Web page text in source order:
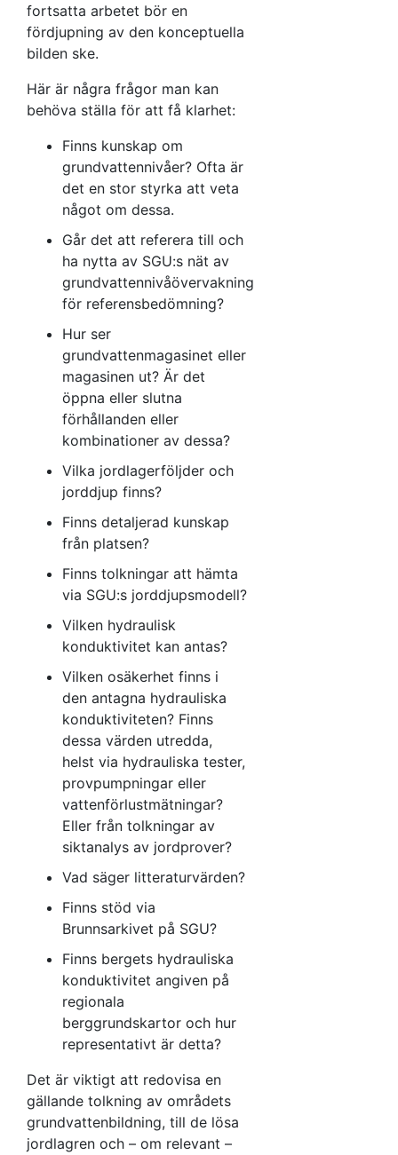
fortsatta arbetet bör en
fördjupning av den konceptuella
bilden ske.
Här är några frågor man kan
behöva ställa för att få klarhet:
Finns kunskap om
grundvattennivåer? Ofta är
det en stor styrka att veta
något om dessa.
Går det att referera till och
ha nytta av SGU:s nät av
grundvattennivåövervakning
för referensbedömning?
Hur ser
grundvattenmagasinet eller
magasinen ut? Är det
öppna eller slutna
förhållanden eller
kombinationer av dessa?
Vilka jordlagerföljder och
jorddjup finns?
Finns detaljerad kunskap
från platsen?
Finns tolkningar att hämta
via SGU:s jorddjupsmodell?
Vilken hydraulisk
konduktivitet kan antas?
Vilken osäkerhet finns i
den antagna hydrauliska
konduktiviteten? Finns
dessa värden utredda,
helst via hydrauliska tester,
provpumpningar eller
vattenförlustmätningar?
Eller från tolkningar av
siktanalys av jordprover?
Vad säger litteraturvärden?
Finns stöd via
Brunnsarkivet på SGU?
Finns bergets hydrauliska
konduktivitet angiven på
regionala
berggrundskartor och hur
representativt är detta?
Det är viktigt att redovisa en
gällande tolkning av områdets
grundvattenbildning, till de lösa
jordlagren och – om relevant –